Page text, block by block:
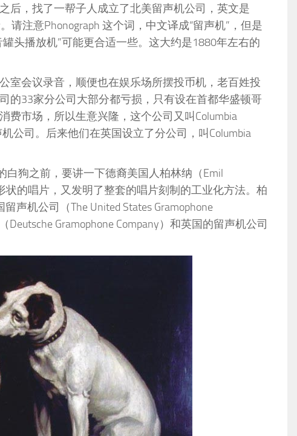
后，找了一帮子人成立了北美留声机公司，英文是
请注意Phonograph 这个词，中文译成“留声机”，但是
头播放机”可能更合适一些。这大约是1880年左右的
室会议录音，顺便也在娱乐场所摆投币机，老百姓投
的33家分公司大部分都亏损，只有设在首都华盛顿哥
费市场，所以生意兴隆，这个公司又叫Columbia
公司。后来他们在英国设立了分公司，叫Columbia
白狗之前，要讲一下德裔美国人柏林纳（Emil
的唱片，又发明了整套的唱片刻制的工业化方法。柏
声机公司（The United States Gramophone
Gramophone Company）和英国的留声机公司